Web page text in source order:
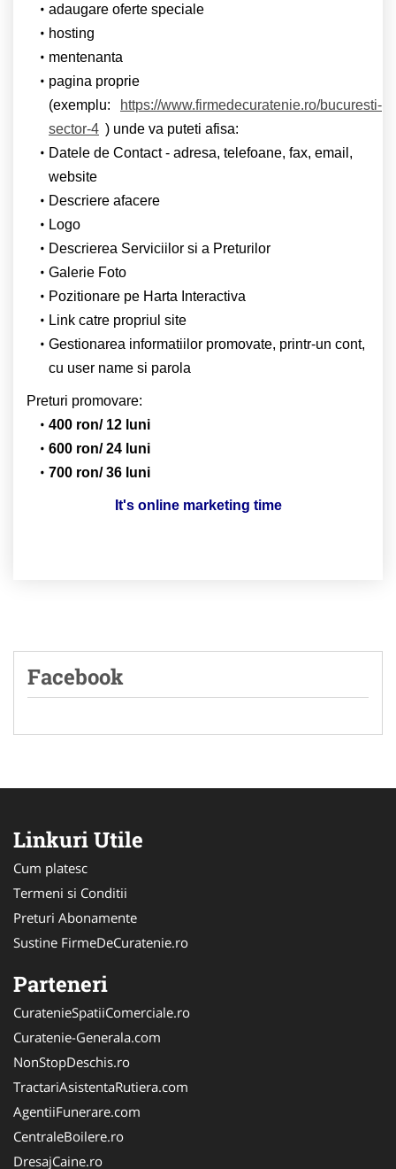
adaugare oferte speciale
hosting
mentenanta
pagina proprie
(exemplu:
https://www.firmedecuratenie.ro/bucuresti-
sector-4 ) unde va puteti afisa:
Datele de Contact - adresa, telefoane, fax, email,
website
Descriere afacere
Logo
Descrierea Serviciilor si a Preturilor
Galerie Foto
Pozitionare pe Harta Interactiva
Link catre propriul site
Gestionarea informatiilor promovate, printr-un cont,
cu user name si parola
Preturi promovare:
400 ron/ 12 luni
600 ron/ 24 luni
700 ron/ 36 luni
It's online marketing time
Facebook
Linkuri Utile
Cum platesc
Termeni si Conditii
Preturi Abonamente
Sustine FirmeDeCuratenie.ro
Parteneri
CuratenieSpatiiComerciale.ro
Curatenie-Generala.com
NonStopDeschis.ro
TractariAsistentaRutiera.com
AgentiiFunerare.com
CentraleBoilere.ro
DresajCaine.ro